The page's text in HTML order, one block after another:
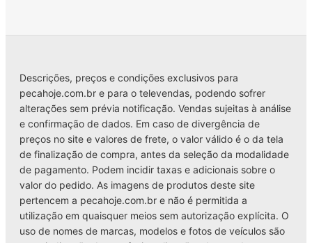
Descrições, preços e condições exclusivos para
pecahoje.com.br e para o televendas, podendo sofrer
alterações sem prévia notificação. Vendas sujeitas à análise
e confirmação de dados. Em caso de divergência de
preços no site e valores de frete, o valor válido é o da tela
de finalização de compra, antes da seleção da modalidade
de pagamento. Podem incidir taxas e adicionais sobre o
valor do pedido. As imagens de produtos deste site
pertencem a pecahoje.com.br e não é permitida a
utilização em quaisquer meios sem autorização explícita. O
uso de nomes de marcas, modelos e fotos de veículos são